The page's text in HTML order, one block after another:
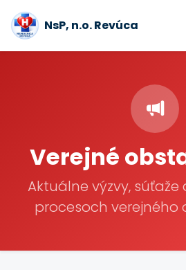
NsP, n.o. Revúca
Verejné
Aktuálne výzvy,
procesoch